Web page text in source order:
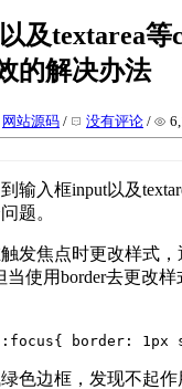
及textarea等
的解决办法
网站源码 / 没有评论 /
输入框input以及
题。
发焦点时更改样式
当使用border去更改
border: 1px
色边框，发现不起作